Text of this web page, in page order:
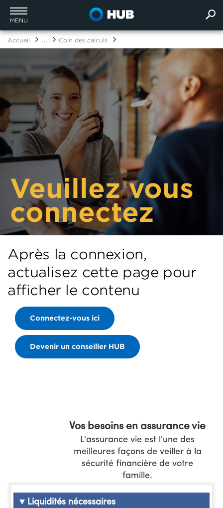
MENU
Accueil ... Coin des calculs
Veuillez vous
connectez
Après la connexion,
actualisez cette page pour
afficher le contenu
Connectez-vous ici
Devenir un conseiller HUB